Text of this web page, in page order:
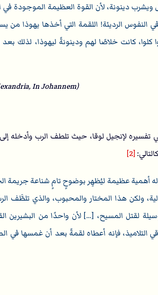
دينونة، لأن القوة العظيمة الموجودة في
النفوس الرديئة! اللقمة التي أخذها يهوذا
كلوا، كانت خلاصًا لهم ودينونةً ليهوذا، لذلك
(Origen of Alexandria, In Johannem)
تفسيره لإنجيل لوقا، حيث تلطف الرب وأدخله
[2]
أهمية عظيمة ليُظهِر بوضوحٍ تامٍ شناعة جريمة
ولكن هذا المختار والمحبوب، والذي تلطَّف
لقتل المسيح، […] لأن واحدًا من البشيرين
التلاميذ، فإنه أعطاه لقمةً بعد أن غمسها في